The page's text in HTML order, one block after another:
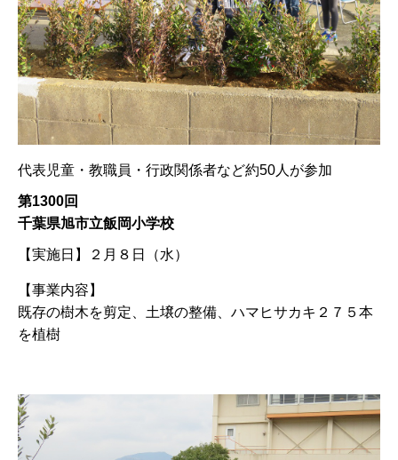
代表児童・教職員・行政関係者など約50人が参加
第1300回
千葉県旭市立飯岡小学校
【実施日】 ２月８日（水）
【事業内容】
既存の樹木を剪定、土壌の整備、ハマヒサカキ２７５本
を植樹